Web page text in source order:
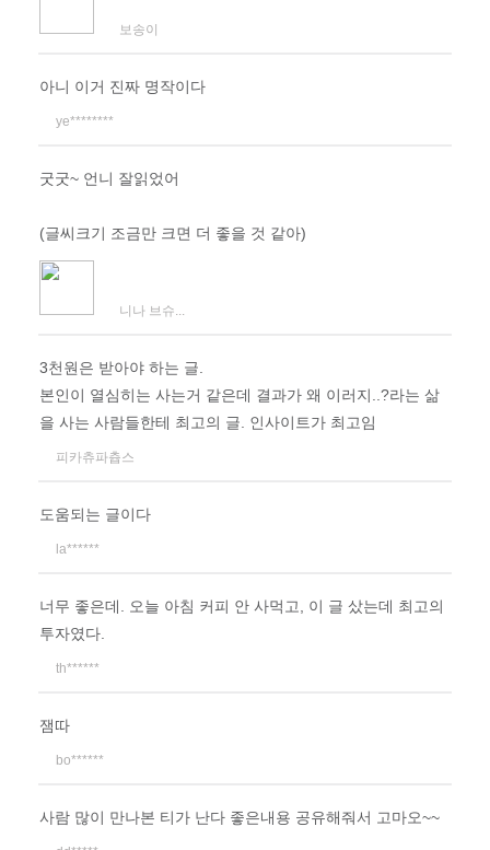
보송이
아니 이거 진짜 명작이다
ye********
굿굿~ 언니 잘읽었어
(글씨크기 조금만 크면 더 좋을 것 같아)
니나 브슈...
3천원은 받아야 하는 글.
본인이 열심히는 사는거 같은데 결과가 왜 이러지..?라는 삶
을 사는 사람들한테 최고의 글. 인사이트가 최고임
피카츄파츕스
도움되는 글이다
la******
너무 좋은데. 오늘 아침 커피 안 사먹고, 이 글 샀는데 최고의
투자였다.
th******
잼따
bo******
사람 많이 만나본 티가 난다 좋은내용 공유해줘서 고마오~~